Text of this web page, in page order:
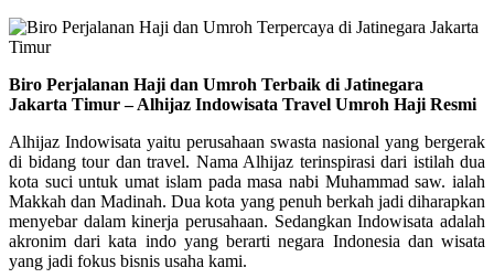
Biro Perjalanan Haji dan Umroh Terbaik di Jatinegara
Jakarta Timur – Alhijaz Indowisata Travel Umroh Haji Resmi
Alhijaz Indowisata yaitu perusahaan swasta nasional yang bergerak
di bidang tour dan travel. Nama Alhijaz terinspirasi dari istilah dua
kota suci untuk umat islam pada masa nabi Muhammad saw. ialah
Makkah dan Madinah. Dua kota yang penuh berkah jadi diharapkan
menyebar dalam kinerja perusahaan. Sedangkan Indowisata adalah
akronim dari kata indo yang berarti negara Indonesia dan wisata
yang jadi fokus bisnis usaha kami.